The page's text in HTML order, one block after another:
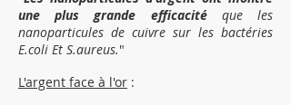
une plus grande efficacitéque les
nanoparticules de cuivre sur les bactéries
E.coli Et S.aureus."
L'argent face à l'or :